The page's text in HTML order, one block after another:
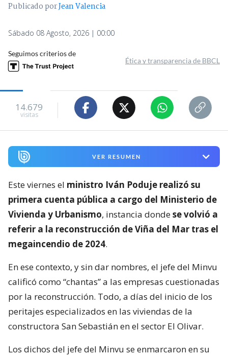
Publicado porJean Valencia
Sábado 08 Agosto, 2026 | 00:00
Seguimos criterios de
Ética y transparencia de BBCL
14.679
visitas
VER RESUMEN
Este viernes el ministro Iván Poduje realizó su
primera cuenta pública a cargo del Ministerio de
Vivienda y Urbanismo, instancia dondese volvió a
referir a la reconstrucción de Viña del Mar tras el
megaincendio de 2024.
En ese contexto, y sin dar nombres, el jefe del Minvu
calificó como “chantas” a las empresas cuestionadas
por la reconstrucción. Todo, a días del inicio de los
peritajes especializados en las viviendas de la
constructora San Sebastián en el sector El Olivar.
Los dichos del jefe del Minvu se enmarcaron en su